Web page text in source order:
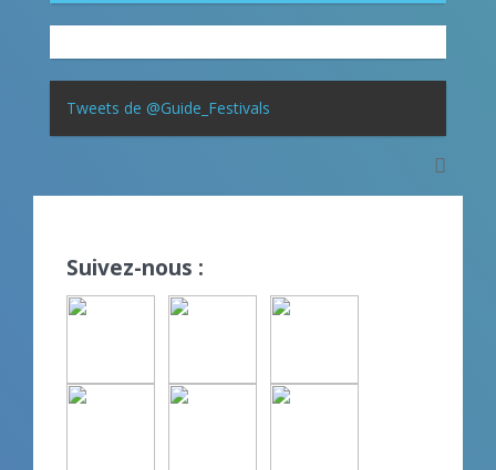
Tweets de @Guide_Festivals
Suivez-nous :